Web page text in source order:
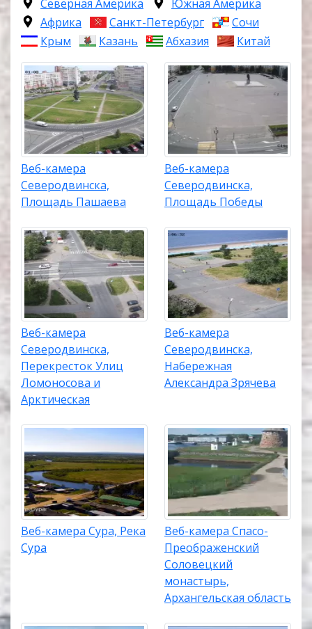
Северная Америка
Южная Америка
Африка
Санкт-Петербург
Сочи
Крым
Казань Абхазия Китай
Веб-камера
Северодвинска,
Площадь Пашаева
Веб-камера
Северодвинска,
Площадь Победы
Веб-камера
Северодвинска,
Перекресток Улиц
Ломоносова и
Арктическая
Веб-камера
Северодвинска,
Набережная
Александра Зрячева
Веб-камера Сура, Река
Сура
Веб-камера Спасо-
Преображенский
Соловецкий
монастырь,
Архангельская область